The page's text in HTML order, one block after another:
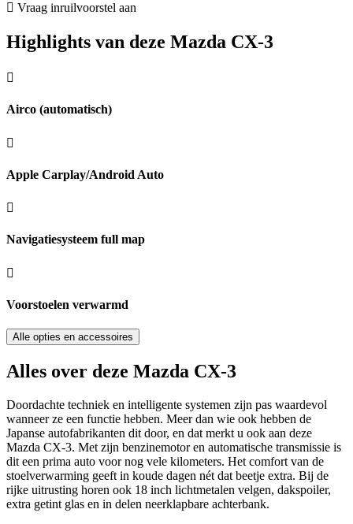
Vraag inruilvoorstel aan
Highlights van deze Mazda CX-3
Airco (automatisch)
Apple Carplay/Android Auto
Navigatiesysteem full map
Voorstoelen verwarmd
Alle opties en accessoires
Alles over deze Mazda CX-3
Doordachte techniek en intelligente systemen zijn pas waardevol
wanneer ze een functie hebben. Meer dan wie ook hebben de
Japanse autofabrikanten dit door, en dat merkt u ook aan deze
Mazda CX-3. Met zijn benzinemotor en automatische transmissie is
dit een prima auto voor nog vele kilometers. Het comfort van de
stoelverwarming geeft in koude dagen nét dat beetje extra. Bij de
rijke uitrusting horen ook 18 inch lichtmetalen velgen, dakspoiler,
extra getint glas en in delen neerklapbare achterbank.